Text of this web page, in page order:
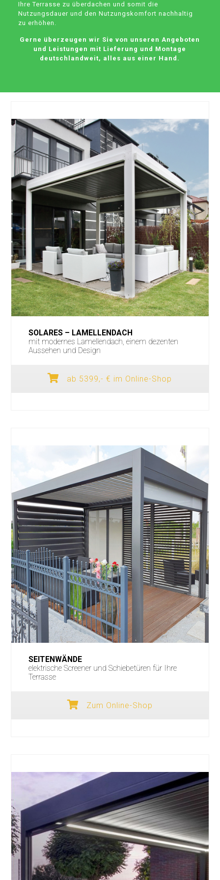
Ihre Terrasse zu überdachen und somit die
Nutzungsdauer und den Nutzungskomfort nachhaltig
zu erhöhen.
Gerne überzeugen wir Sie von unseren Angeboten
und Leistungen mit Lieferung und Montage
deutschlandweit, alles aus einer Hand.
SOLARES – LAMELLENDACH
mit modernes Lamellendach, einem dezenten
Aussehen und Design
ab 5399,- € im Online-Shop
SEITENWÄNDE
elektrische Screener und Schiebetüren für Ihre
Terrasse
Zum Online-Shop